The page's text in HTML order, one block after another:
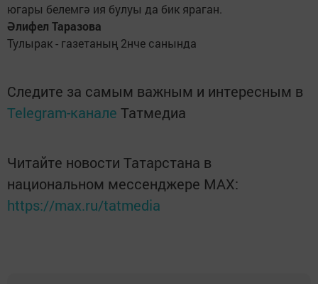
югары белемгә ия булуы да бик яраган.
Әлифел Таразова
Тулырак - газетаның 2нче санында
Следите за самым важным и интересным в
Telegram-канале Татмедиа
Читайте новости Татарстана в
национальном мессенджере MАХ:
https://max.ru/tatmedia